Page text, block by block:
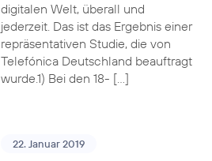
digitalen Welt, überall und
jederzeit. Das ist das Ergebnis einer
repräsentativen Studie, die von
Telefónica Deutschland beauftragt
wurde.1) Bei den 18- […]
22. Januar 2019